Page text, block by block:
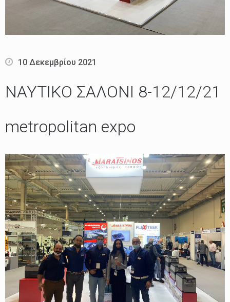
10 Δεκεμβρίου 2021
ΝΑΥΤΙΚΟ ΣΑΛΟΝΙ 8-12/12/21
metropolitan expo